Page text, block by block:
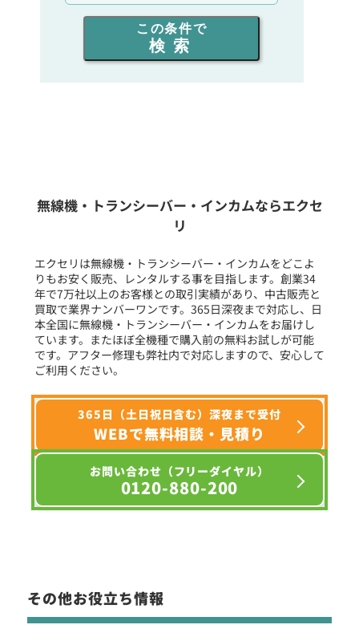
出力を選ぶ
同時通話人数を選ぶ
フリーワード入力(製品名等)
選択条件をリセット
この条件で
検索
無線機・トランシーバー・インカムならエクセ
リ
エクセリは無線機・トランシーバー・インカムをどこよ
りもお安く販売、レンタルする事を目指します。創業34
年で7万社以上のお客様との取引実績があり、中古販売と
買取で業界ナンバーワンです。365日深夜まで対応し、日
本全国に無線機・トランシーバー・インカムをお届けし
ています。またほぼ全機種で購入前の無料お試しが可能
です。アフター修理も弊社内で対応しますので、安心して
ご利用ください。
365日（土日祝日含む）深夜まで受付
WEBで無料相談・見積り
お問い合わせ（フリーダイヤル）
0120-880-200
その他お役立ち情報